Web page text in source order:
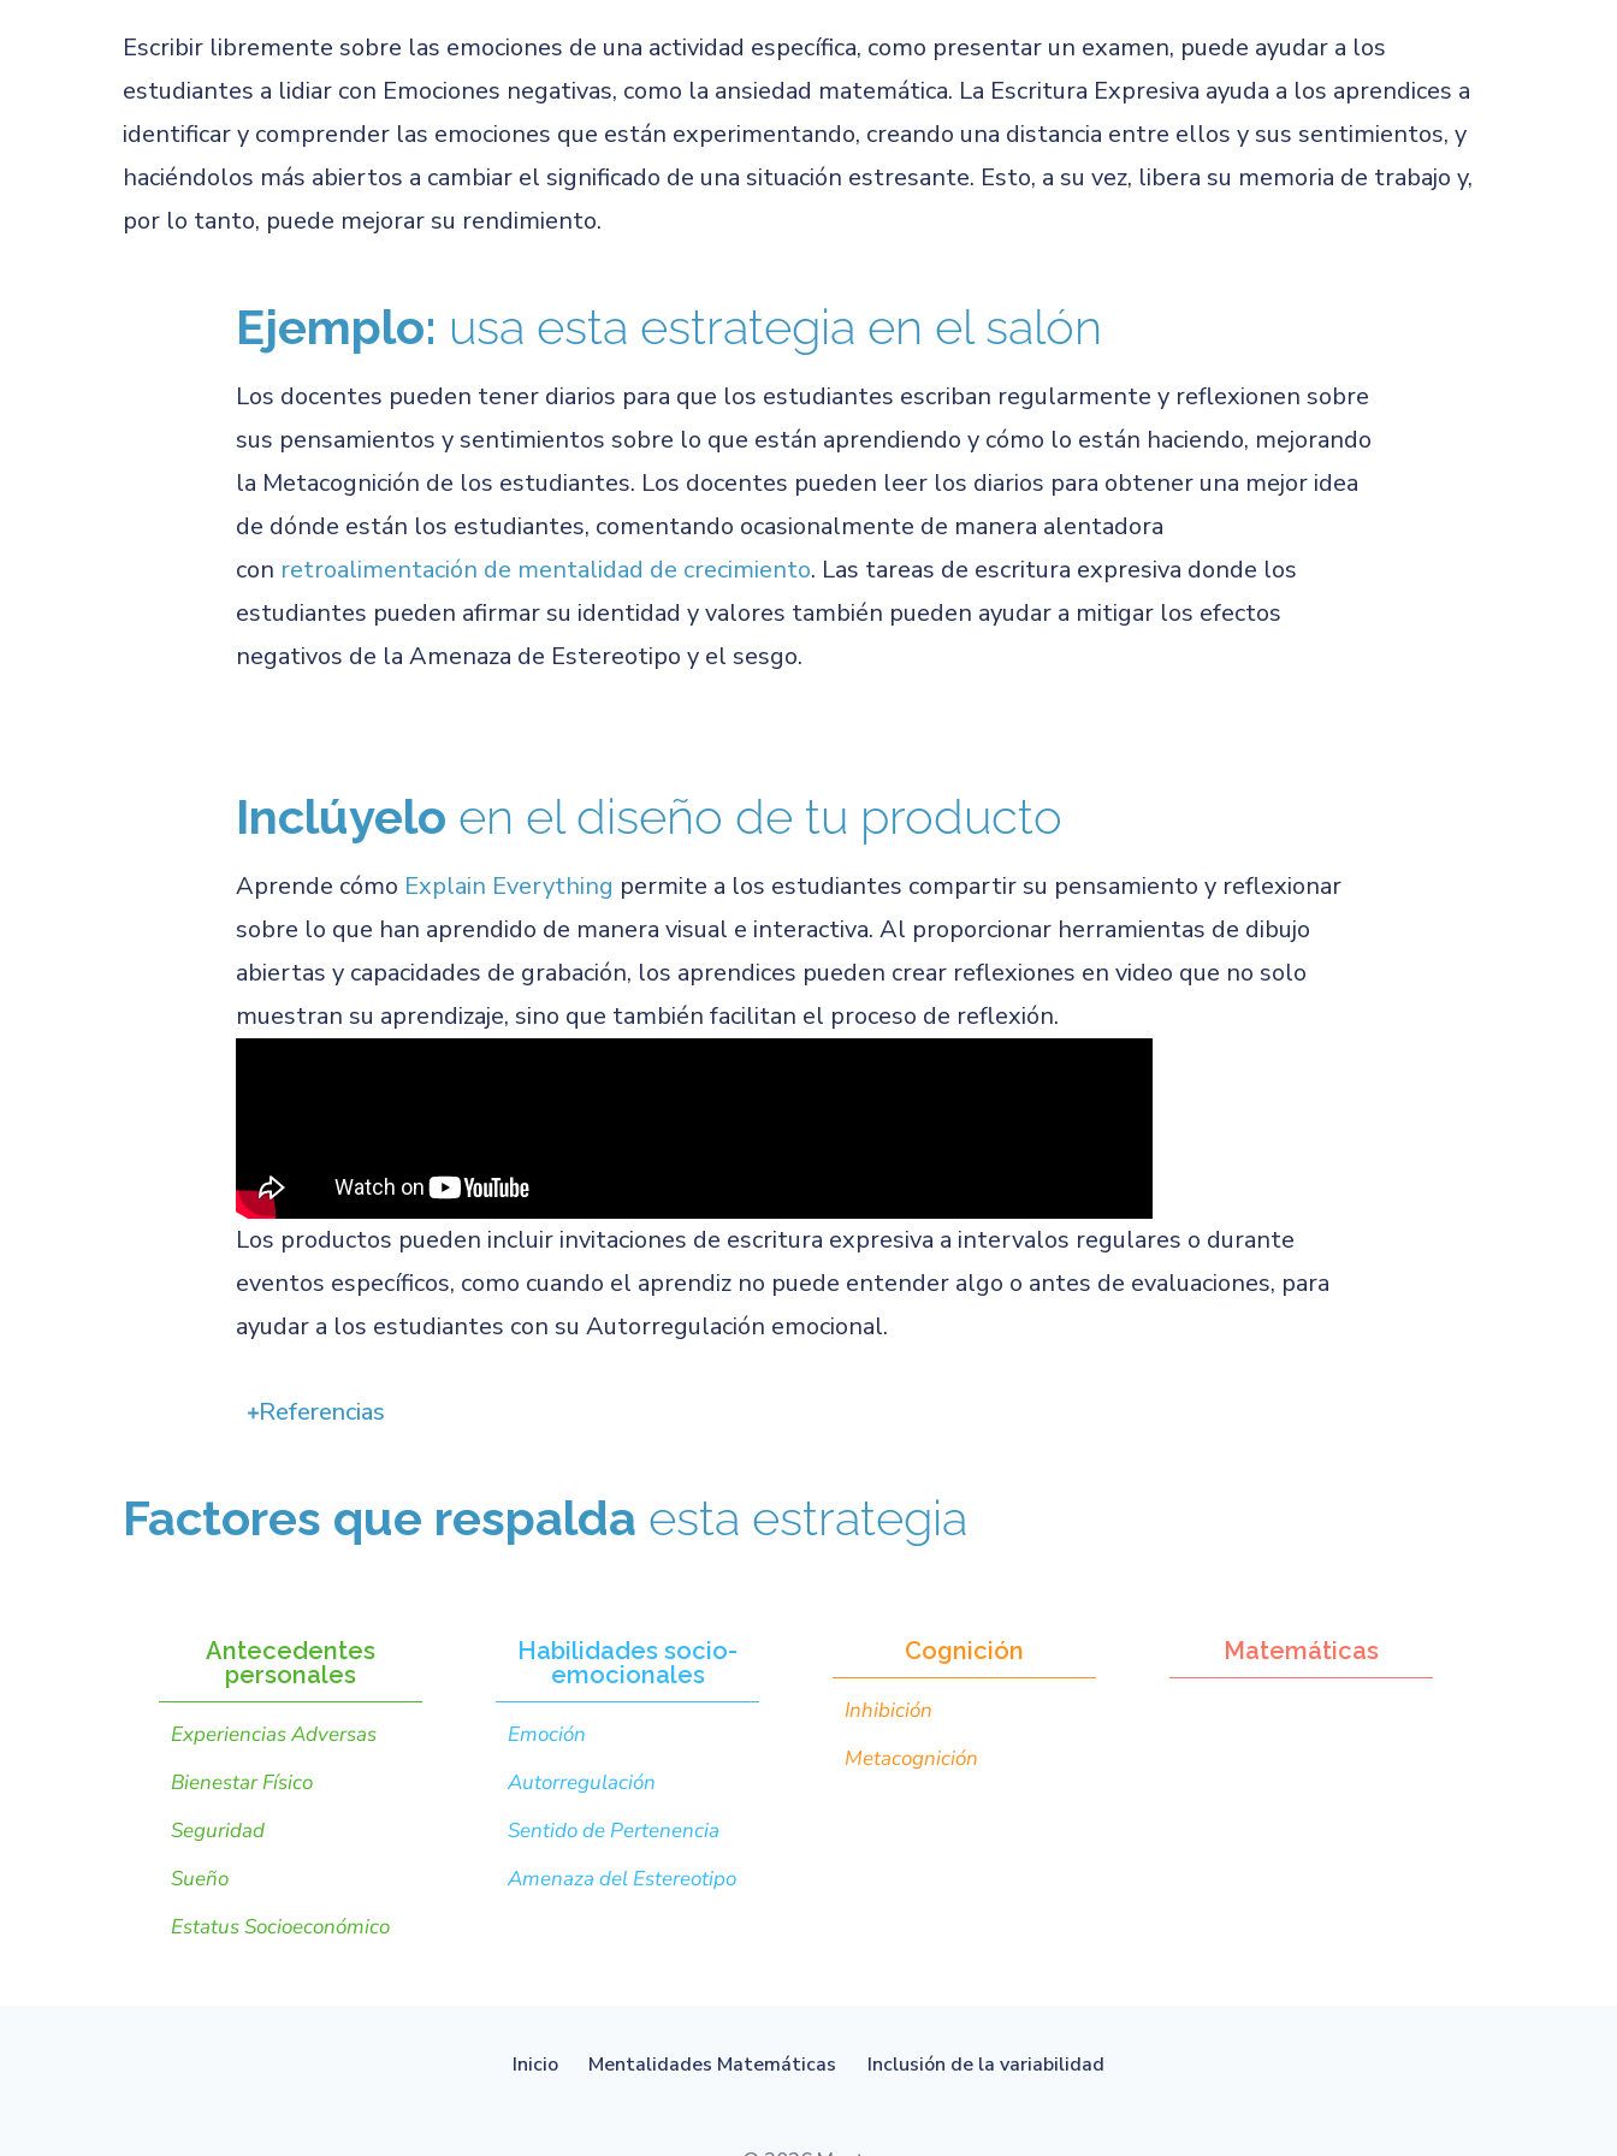
Escribir libremente sobre las emociones de una actividad específica, como presentar un examen, puede ayudar a los
estudiantes a lidiar con Emociones negativas, como la ansiedad matemática. La Escritura Expresiva ayuda a los aprendices a
identificar y comprender las emociones que están experimentando, creando una distancia entre ellos y sus sentimientos, y
haciéndolos más abiertos a cambiar el significado de una situación estresante. Esto, a su vez, libera su memoria de trabajo y,
por lo tanto, puede mejorar su rendimiento.
Ejemplo: usa esta estrategia en el salón
Los docentes pueden tener diarios para que los estudiantes escriban regularmente y reflexionen sobre
sus pensamientos y sentimientos sobre lo que están aprendiendo y cómo lo están haciendo, mejorando
la Metacognición de los estudiantes. Los docentes pueden leer los diarios para obtener una mejor idea
de dónde están los estudiantes, comentando ocasionalmente de manera alentadora
con retroalimentación de mentalidad de crecimiento. Las tareas de escritura expresiva donde los
estudiantes pueden afirmar su identidad y valores también pueden ayudar a mitigar los efectos
negativos de la Amenaza de Estereotipo y el sesgo.
Inclúyelo en el diseño de tu producto
Aprende cómo Explain Everything permite a los estudiantes compartir su pensamiento y reflexionar
sobre lo que han aprendido de manera visual e interactiva. Al proporcionar herramientas de dibujo
abiertas y capacidades de grabación, los aprendices pueden crear reflexiones en video que no solo
muestran su aprendizaje, sino que también facilitan el proceso de reflexión.
Los productos pueden incluir invitaciones de escritura expresiva a intervalos regulares o durante
eventos específicos, como cuando el aprendiz no puede entender algo o antes de evaluaciones, para
ayudar a los estudiantes con su Autorregulación emocional.
Referencias
Factores que respalda esta estrategia
Antecedentes
personales
Experiencias Adversas
Bienestar Físico
Seguridad
Sueño
Estatus Socioeconómico
Habilidades socio-
emocionales
Emoción
Autorregulación
Sentido de Pertenencia
Amenaza del Estereotipo
Cognición
Inhibición
Metacognición
Matemáticas
Inicio Mentalidades Matemáticas Inclusión de la variabilidad